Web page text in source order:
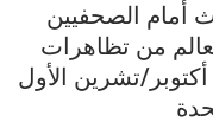
أمام الصحفيين
من تظاهرات
واحتجاجات شعبية – الجمعة 25 أكتوبر/تشرين الأول